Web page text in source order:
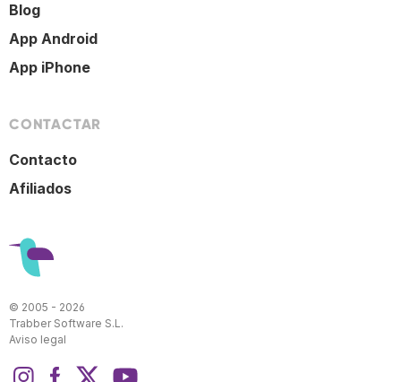
Blog
App Android
App iPhone
CONTACTAR
Contacto
Afiliados
© 2005 - 2026
Trabber Software S.L.
Aviso legal